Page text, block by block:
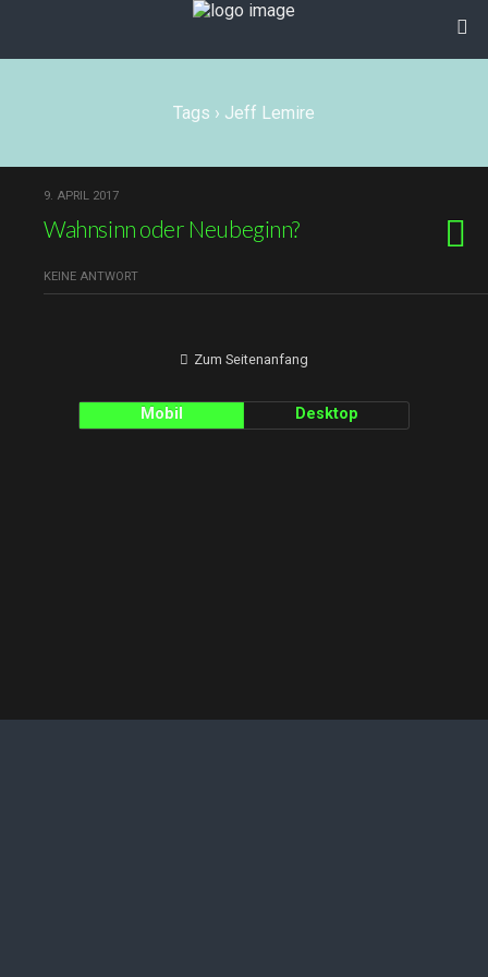
Tags › Jeff Lemire
9. APRIL 2017
Wahnsinn oder Neubeginn?
KEINE ANTWORT
Zum Seitenanfang
Mobil Desktop